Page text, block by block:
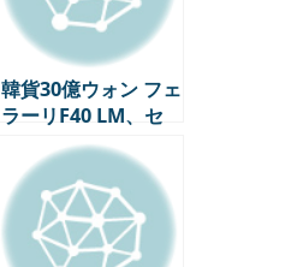
韓貨30億ウォン フェ
ラーリF40 LM、セ
ミトラックにひき逃
げ事故…スーパーカ
ーコレクターの悪夢